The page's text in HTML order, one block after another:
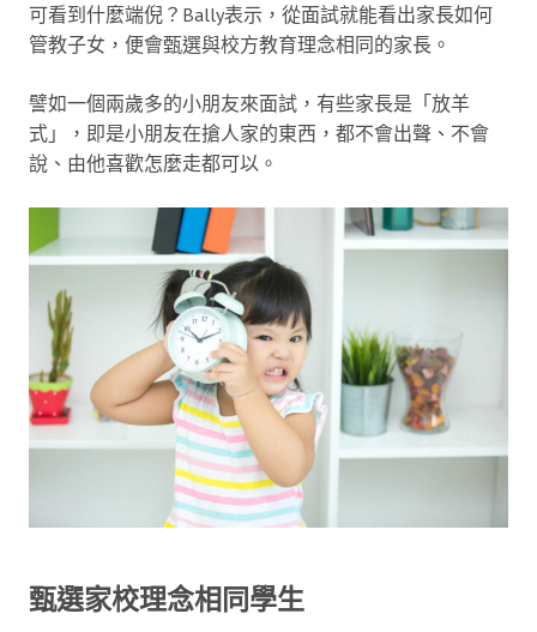
可看到什麼端倪？Bally表示，從面試就能看出家長如何
管教子女，便會甄選與校方教育理念相同的家長。
譬如一個兩歲多的小朋友來面試，有些家長是「放羊
式」，即是小朋友在搶人家的東西，都不會出聲、不會
說、由他喜歡怎麼走都可以。
甄選家校理念相同學生